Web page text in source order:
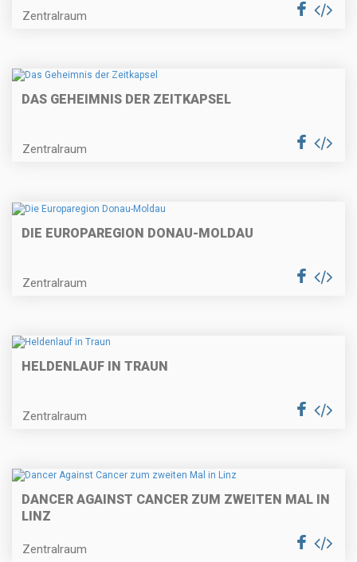
Zentralraum
DAS GEHEIMNIS DER ZEITKAPSEL
Zentralraum
DIE EUROPAREGION DONAU-MOLDAU
Zentralraum
HELDENLAUF IN TRAUN
Zentralraum
DANCER AGAINST CANCER ZUM ZWEITEN MAL IN
LINZ
Zentralraum